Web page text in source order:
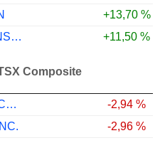
+13,70 %
CES ENERGY SOLUTIONS CORP.
+11,50 %
Composite
STRATHCONA RESOURCES LTD.
-2,94 %
-2,96 %